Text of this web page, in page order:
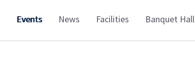
Events News Facilities Banquet Hall